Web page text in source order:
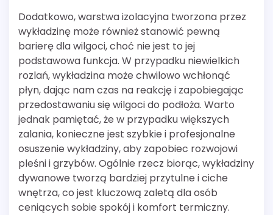
Dodatkowo, warstwa izolacyjna tworzona przez
wykładzinę może również stanowić pewną
barierę dla wilgoci, choć nie jest to jej
podstawowa funkcja. W przypadku niewielkich
rozlań, wykładzina może chwilowo wchłonąć
płyn, dając nam czas na reakcję i zapobiegając
przedostawaniu się wilgoci do podłoża. Warto
jednak pamiętać, że w przypadku większych
zalania, konieczne jest szybkie i profesjonalne
osuszenie wykładziny, aby zapobiec rozwojowi
pleśni i grzybów. Ogólnie rzecz biorąc, wykładziny
dywanowe tworzą bardziej przytulne i ciche
wnętrza, co jest kluczową zaletą dla osób
ceniących sobie spokój i komfort termiczny.